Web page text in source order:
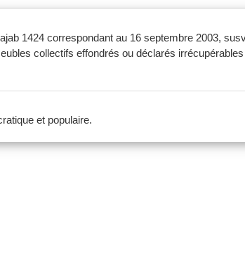
1424 correspondant au 16 septembre 2003,
collectifs effondrés ou déclarés
et populaire.